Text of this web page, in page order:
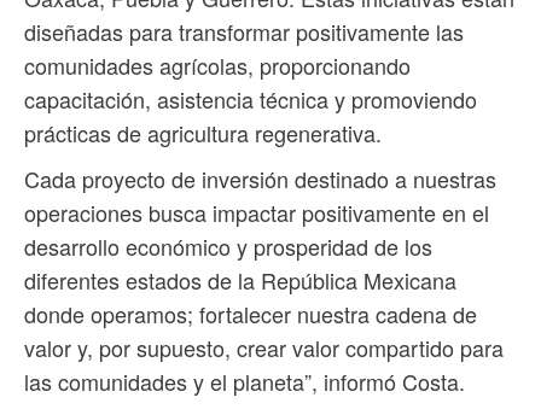
diseñadas para transformar positivamente las
comunidades agrícolas, proporcionando
capacitación, asistencia técnica y promoviendo
prácticas de agricultura regenerativa.
Cada proyecto de inversión destinado a nuestras
operaciones busca impactar positivamente en el
desarrollo económico y prosperidad de los
diferentes estados de la República Mexicana
donde operamos; fortalecer nuestra cadena de
valor y, por supuesto, crear valor compartido para
las comunidades y el planeta”, informó Costa.